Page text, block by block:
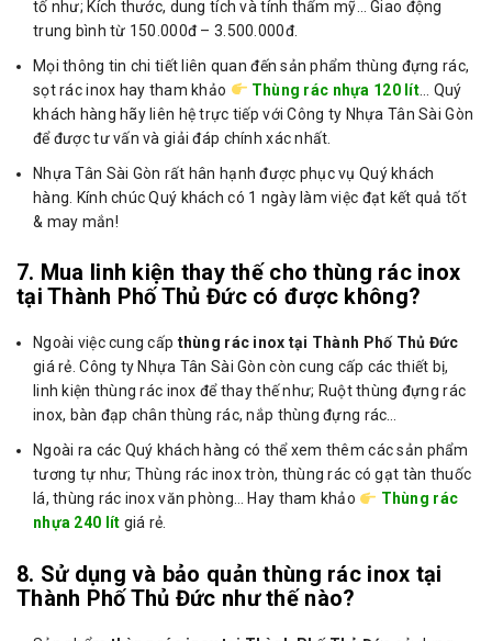
tố như; Kích thước, dung tích và tính thẩm mỹ… Giao động
trung bình từ 150.000đ – 3.500.000đ.
Mọi thông tin chi tiết liên quan đến sản phẩm thùng đựng rác,
sọt rác inox hay tham khảo
Thùng rác nhựa 120 lít… Quý
khách hàng hãy liên hệ trực tiếp với Công ty Nhựa Tân Sài Gòn
để được tư vấn và giải đáp chính xác nhất.
Nhựa Tân Sài Gòn rất hân hạnh được phục vụ Quý khách
hàng. Kính chúc Quý khách có 1 ngày làm việc đạt kết quả tốt
& may mắn!
7. Mua linh kiện thay thế cho thùng rác inox
tại Thành Phố Thủ Đức có được không?
Ngoài việc cung cấp thùng rác inox tại Thành Phố Thủ Đức
giá rẻ. Công ty Nhựa Tân Sài Gòn còn cung cấp các thiết bị,
linh kiện thùng rác inox để thay thế như; Ruột thùng đựng rác
inox, bàn đạp chân thùng rác, nắp thùng đựng rác…
Ngoài ra các Quý khách hàng có thể xem thêm các sản phẩm
tương tự như; Thùng rác inox tròn, thùng rác có gạt tàn thuốc
lá, thùng rác inox văn phòng… Hay tham khảo
Thùng rác
nhựa 240 lít giá rẻ.
8. Sử dụng và bảo quản thùng rác inox tại
Thành Phố Thủ Đức như thế nào?